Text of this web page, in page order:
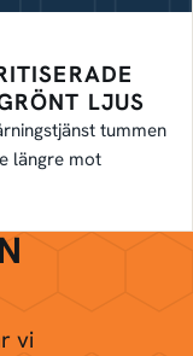
LJUS
tummen
längre mot
vi